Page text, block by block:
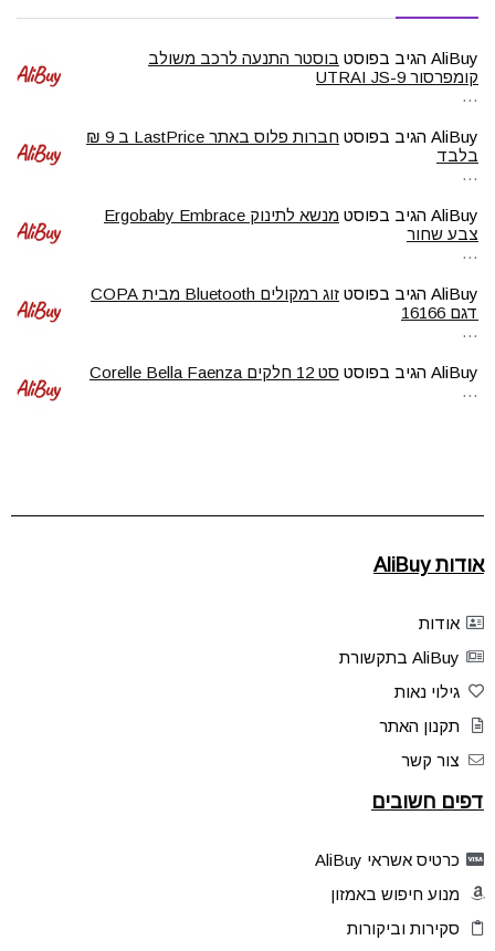
AliBuy הגיב בפוסט בוסטר התנעה לרכב משולב
קומפרסור UTRAI JS-9
…
AliBuy הגיב בפוסט
חברות פלוס באתר LastPrice ב 9 ₪
בלבד
…
AliBuy הגיב בפוסט
מנשא לתינוק Ergobaby Embrace
צבע שחור
…
AliBuy הגיב בפוסט
זוג רמקולים Bluetooth מבית COPA
דגם 16166
…
AliBuy הגיב בפוסט סט 12 חלקים Corelle Bella Faenza
…
אודות AliBuy
אודות
AliBuy בתקשורת
גילוי נאות
תקנון האתר
צור קשר
דפים חשובים
כרטיס אשראי AliBuy
מנוע חיפוש באמזון
סקירות וביקורות